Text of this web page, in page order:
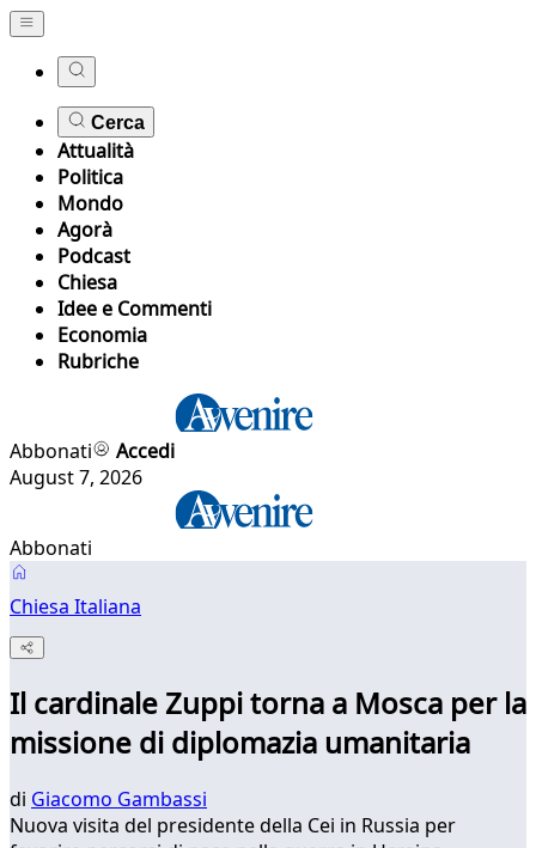
Cerca
Attualità
Politica
Mondo
Agorà
Podcast
Chiesa
Idee e Commenti
Economia
Rubriche
Abbonati
Accedi
August 7, 2026
Abbonati
Chiesa Italiana
Il cardinale Zuppi torna a Mosca per la
missione di diplomazia umanitaria
di Giacomo Gambassi
Nuova visita del presidente della Cei in Russia per